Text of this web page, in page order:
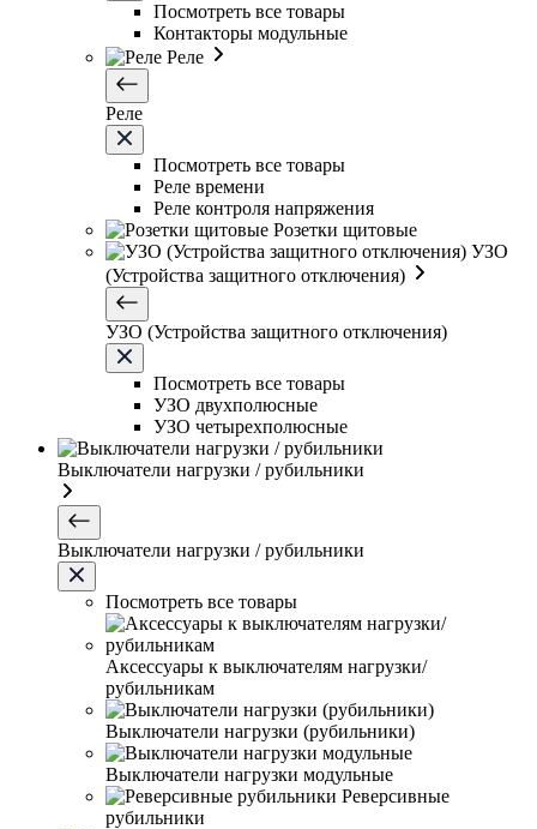
Посмотреть все товары
Контакторы модульные
Реле
Реле
Посмотреть все товары
Реле времени
Реле контроля напряжения
Розетки щитовые
УЗО
(Устройства защитного отключения)
УЗО (Устройства защитного отключения)
Посмотреть все товары
УЗО двухполюсные
УЗО четырехполюсные
Выключатели нагрузки / рубильники
Выключатели нагрузки / рубильники
Посмотреть все товары
Аксессуары к выключателям нагрузки/
рубильникам
Выключатели нагрузки (рубильники)
Выключатели нагрузки модульные
Реверсивные
рубильники